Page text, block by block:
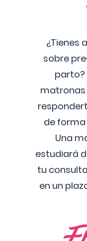
¿Tienes
sobre
parto?
de
Una
estudiará
tu
en un